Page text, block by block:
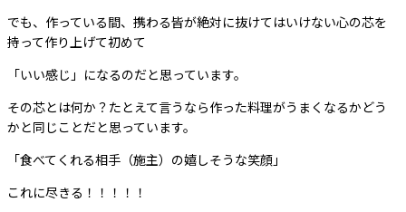
でも、作っている間、携わる皆が絶対に抜けてはいけない心の芯を
持って作り上げて初めて
「いい感じ」になるのだと思っています。
その芯とは何か？たとえて言うなら作った料理がうまくなるかどう
かと同じことだと思っています。
「食べてくれる相手（施主）の嬉しそうな笑顔」
これに尽きる！！！！！